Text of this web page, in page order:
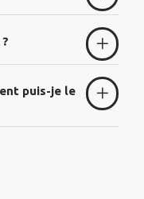
puis-je le